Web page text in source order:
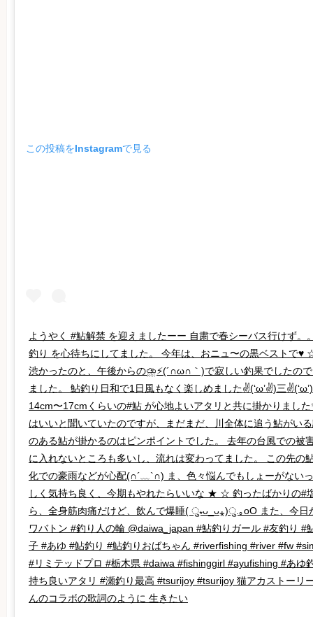
この投稿をInstagramで見る
ようやく #鮎解禁 を迎えましたーー 自粛で春シーバス行けず。
釣り を心待ちにしてました。 今年は、おニュ〜の黒ベストで
渋かったのと、午後からの⛈️⚡(´∩ω∩｀)で寂しい釣果でしたの
ました。 鮎釣り日和で1日風もなく楽しめました✌(‘ω’✌)三
14cm〜17cmくらいの#鮎 が心地よいアタリと共に掛かりまし
はいいと聞いていたのですが、まだまだ、川全体に追う鮎がい
のある鮎が掛かるのはピンポイントでした。 去年の台風での被
に入れないところも多いし、流れは変わってました。 この先の
化での豪雨などが心配(∩´﹏`∩) ま、色々悩んでもしょーがないっ٩(๑❛ᴗ❛๑)۶できる時期に楽
しく気持ち良く、今期もやれたらいいな ★ ☆ 釣ったばかりの#
ら、全身筋肉痛だけど、飲んで爆睡( ु⁎ᴗ_ᴗ⁎)ु.｡oO また、今日
ワバトン #釣り人の輪 @daiwa_japan #鮎釣りガール #友釣り #
子 #あゆ #鮎釣り #鮎釣りおばちゃん #riverfishing #river #fw
#リミテッドプロ #栃木県 #daiwa #fishinggirl #ayufishing #あゆ
持ち良いアタリ #瀬釣り最高 #tsurijoy #tsurijoy 猫アカストーリ
んのコラボの歌詞のように 生きたい